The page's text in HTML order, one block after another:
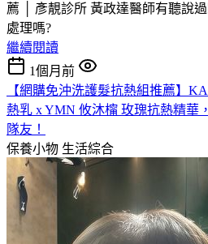
薦 │ 彥靚診所 黃政達醫師有聽說
處理嗎?
繼續閱讀
1個月前
【網購免沖洗護髮抗熱組推薦】
熱乳 x YMN 攸沐橣 玫瑰抗熱精華
隊友！
保養小物 生活綜合